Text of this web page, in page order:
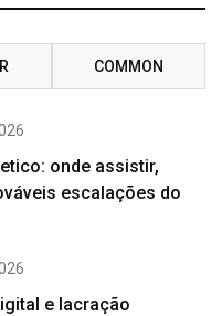
COMMON
onde assistir,
escalações do
e lacração